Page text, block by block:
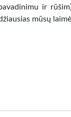
ir
mūsų